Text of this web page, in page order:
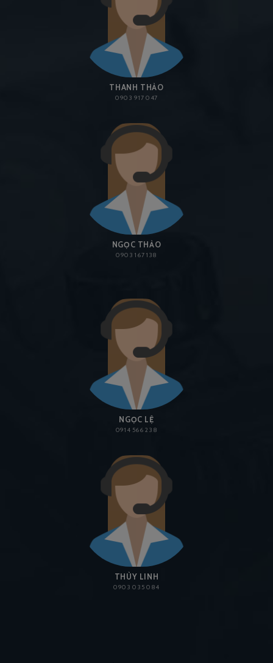
THANH THẢO
0903 917 047
NGỌC THẢO
0903 167 138
NGỌC LỆ
0914 566 238
THÙY LINH
0903 035 084